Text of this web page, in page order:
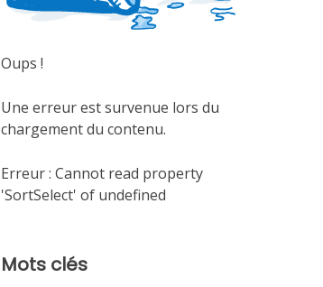
Oups !
Une erreur est survenue lors du
chargement du contenu.
Erreur : Cannot read property
'SortSelect' of undefined
Mots clés